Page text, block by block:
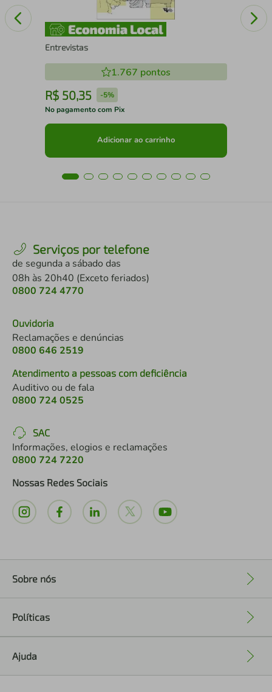
Entrevistas
1.767 pontos
R$ 50,35 -5%
No pagamento com Pix
Adicionar ao carrinho
Serviços por telefone
de segunda a sábado das
08h às 20h40 (Exceto feriados)
0800 724 4770
Ouvidoria
Reclamações e denúncias
0800 646 2519
Atendimento a pessoas com deficiência
Auditivo ou de fala
0800 724 0525
SAC
Informações, elogios e reclamações
0800 724 7220
Nossas Redes Sociais
Sobre nós
Políticas
Ajuda